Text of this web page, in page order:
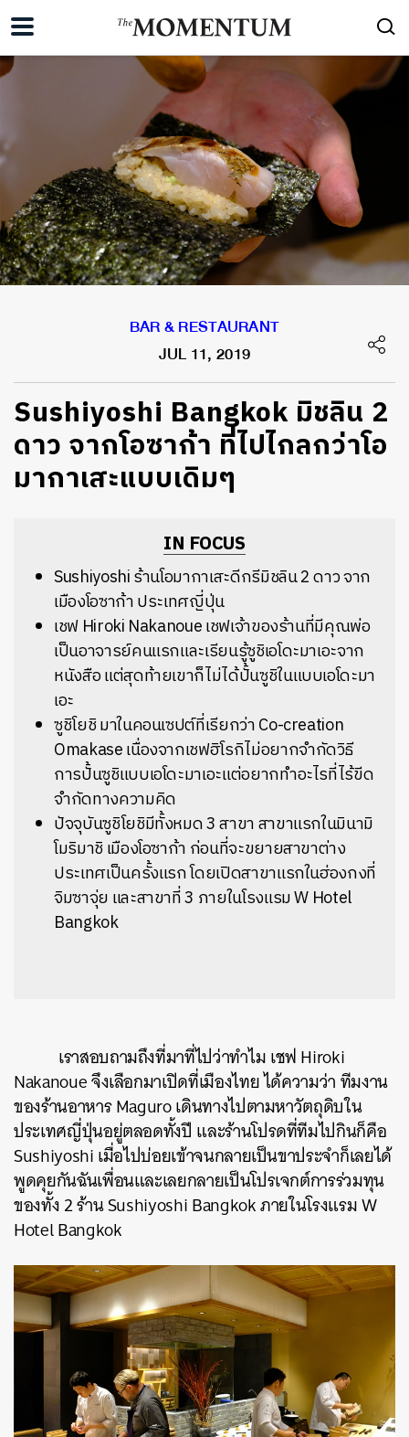
BAR & RESTAURANT
JUL 11, 2019
Sushiyoshi Bangkok มิชลิน 2
ดาว จากโอซาก้า ที่ไปไกลกว่าโอ
มากาเสะแบบเดิมๆ
IN FOCUS
Sushiyoshi ร้านโอมากาเสะดีกรีมิชลิน 2 ดาว จาก
เมืองโอซาก้า ประเทศญี่ปุ่น
เชฟ Hiroki Nakanoue เชฟเจ้าของร้านที่มีคุณพ่อ
เป็นอาจารย์คนแรกและเรียนรู้ซูชิเอโดะมาเอะจาก
หนังสือ แต่สุดท้ายเขาก็ไม่ได้ปั้นซูชิในแบบเอโดะมา
เอะ
ซูชิโยชิ มาในคอนเซปต์ที่เรียกว่า Co-creation
Omakase เนื่องจากเชฟฮิโรกิไม่อยากจำกัดวิธี
การปั้นซูชิแบบเอโดะมาเอะแต่อยากทำอะไรที่ไร้ขีด
จำกัดทางความคิด
ปัจจุบันซูชิโยชิมีทั้งหมด 3 สาขา สาขาแรกในมินามิ
โมริมาชิ เมืองโอซาก้า ก่อนที่จะขยายสาขาต่าง
ประเทศเป็นครั้งแรก โดยเปิดสาขาแรกในฮ่องกงที่
จิมซาจุ่ย และสาขาที่ 3 ภายในโรงแรม W Hotel
Bangkok
เราสอบถามถึงที่มาที่ไปว่าทำไม เชฟ Hiroki
Nakanoue จึงเลือกมาเปิดที่เมืองไทย ได้ความว่า ทีมงาน
ของร้านอาหาร Maguro เดินทางไปตามหาวัตถุดิบใน
ประเทศญี่ปุ่นอยู่ตลอดทั้งปี และร้านโปรดที่ทีมไปกินก็คือ
Sushiyoshi เมื่อไปบ่อยเข้าจนกลายเป็นขาประจำก็เลยได้
พูดคุยกันฉันเพื่อนและเลยกลายเป็นโปรเจกต์การร่วมทุน
ของทั้ง 2 ร้าน Sushiyoshi Bangkok ภายในโรงแรม W
Hotel Bangkok